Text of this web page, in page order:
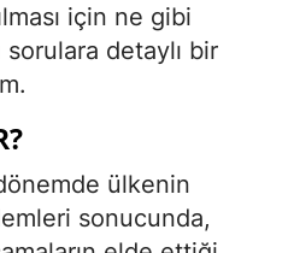
için ne gibi
sorulara detaylı bir
ülkenin
sonucunda,